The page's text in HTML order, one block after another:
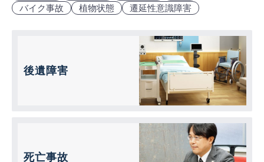
バイク事故
植物状態 遷延性意識障害
後遺障害
死亡事故